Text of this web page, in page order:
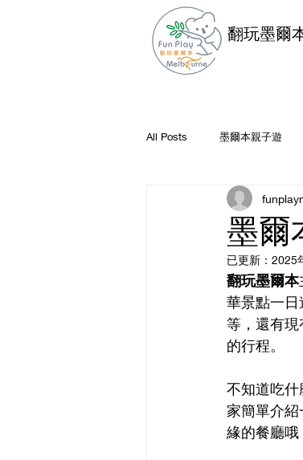
翻玩墨
All Posts 墨爾本親子遊
墨爾本好店推薦 墨
墨爾
已更新： 2025
翻玩墨爾本
華景點一
等，還有
的行程。
不知道吃
家簡單介
緣的餐廳哦